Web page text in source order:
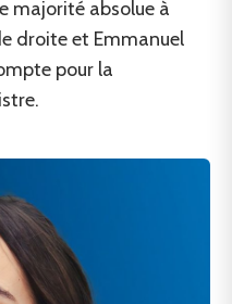
majorité absolue à
droite et Emmanuel
pour la